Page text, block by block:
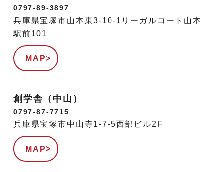
0797-89-3897
兵庫県宝塚市山本東3-10-1リーガルコート山本
駅前101
MAP
創学舎（中山）
0797-87-7715
兵庫県宝塚市中山寺1-7-5西部ビル2F
MAP